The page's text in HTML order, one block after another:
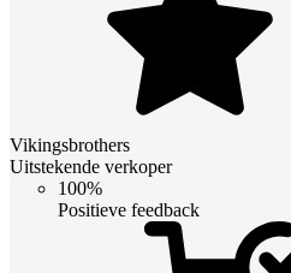
Vikingsbrothers
Uitstekende verkoper
100%
Positieve feedback